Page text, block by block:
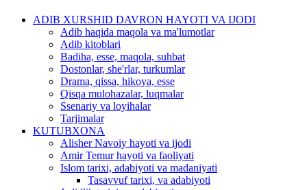
ADIB XURSHID DAVRON HAYOTI VA IJODI
Adib haqida maqola va ma'lumotlar
Adib kitoblari
Badiha, esse, maqola, suhbat
Dostonlar, she'rlar, turkumlar
Drama, qissa, hikoya, esse
Qisqa mulohazalar, luqmalar
Ssenariy va loyihalar
Tarjimalar
KUTUBXONA
Alisher Navoiy hayoti va ijodi
Amir Temur hayoti va faoliyati
Islom tarixi, adabiyoti va madaniyati
Tasavvuf tarixi, va adabiyoti